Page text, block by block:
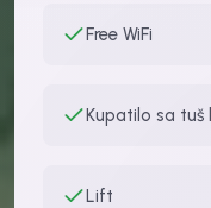
Free WiFi
Kupatilo sa tuš
Lift